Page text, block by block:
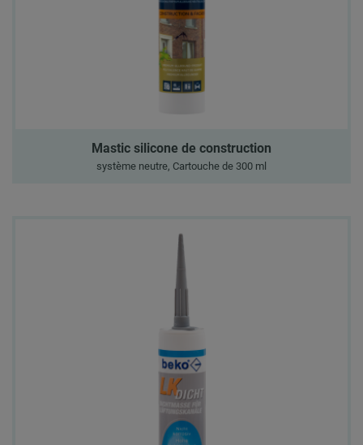
Mastic silicone de construction
système neutre, Cartouche de 300 ml